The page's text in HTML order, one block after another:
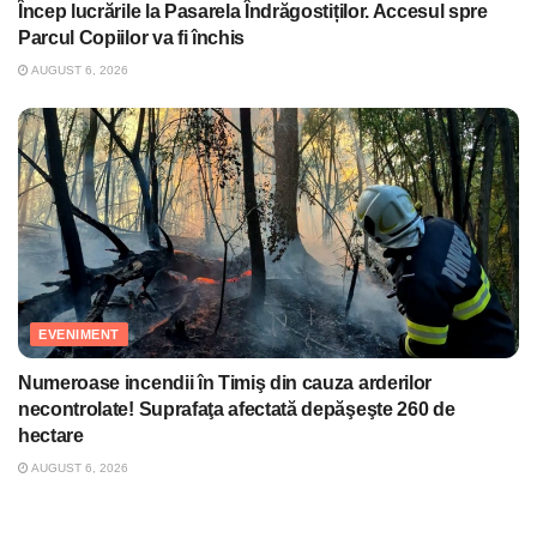
Încep lucrările la Pasarela Îndrăgostiților. Accesul spre
Parcul Copiilor va fi închis
AUGUST 6, 2026
EVENIMENT
Numeroase incendii în Timiş din cauza arderilor
necontrolate! Suprafaţa afectată depăşeşte 260 de
hectare
AUGUST 6, 2026